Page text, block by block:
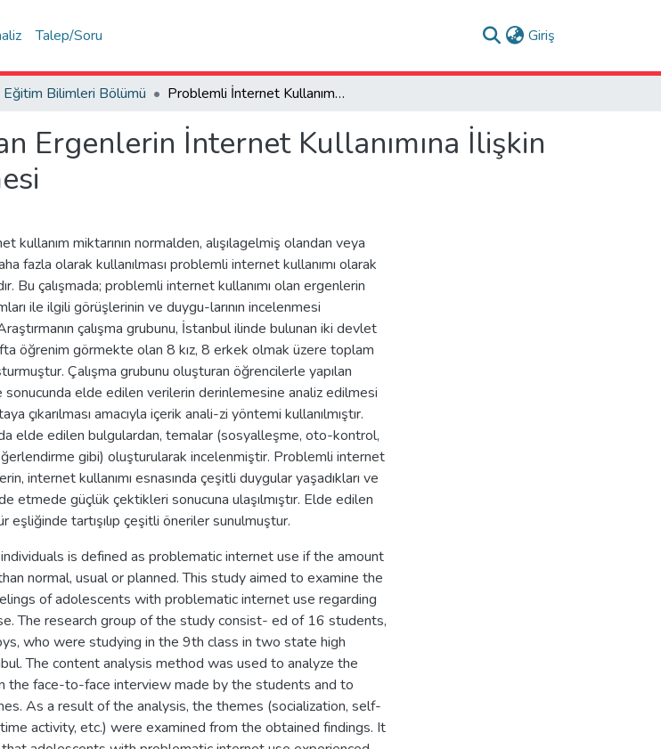
Talep/Soru Giriş
Eğitim Bilimleri Bölümü Problemli İnternet Kullanımı Olan Ergenlerin İnternet Kullanımına İlişkin Duygu ve Görüşlerinin İncelenmesi
Ergenlerin İnternet Kullanımına İlişkin
kullanım miktarının normalden, alışılagelmiş olandan veya
fazla olarak kullanılması problemli internet kullanımı olarak
Bu çalışmada; problemli internet kullanımı olan ergenlerin
ile ilgili görüşlerinin ve duygu-larının incelenmesi
çalışma grubunu, İstanbul ilinde bulunan iki devlet
öğrenim görmekte olan 8 kız, 8 erkek olmak üzere toplam
Çalışma grubunu oluşturan öğrencilerle yapılan
elde edilen verilerin derinlemesine analiz edilmesi
çıkarılması amacıyla içerik anali-zi yöntemi kullanılmıştır.
elde edilen bulgulardan, temalar (sosyalleşme, oto-kontrol,
gibi) oluşturularak incelenmiştir. Problemli internet
internet kullanımı esnasında çeşitli duygular yaşadıkları ve
etmede güçlük çektikleri sonucuna ulaşılmıştır. Elde edilen
eşliğinde tartışılıp çeşitli öneriler sunulmuştur.
is defined as problematic internet use if the amount
normal, usual or planned. This study aimed to examine the
of adolescents with problematic internet use regarding
The research group of the study consist- ed of 16 students,
who were studying in the 9th class in two state high
The content analysis method was used to analyze the
the face-to-face interview made by the students and to
As a result of the analysis, the themes (socialization, self-
activity, etc.) were examined from the obtained findings. It